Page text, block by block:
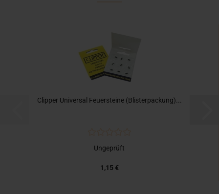
Clipper Universal Feuersteine (Blisterpackung)...
Ungeprüft
1,15 €